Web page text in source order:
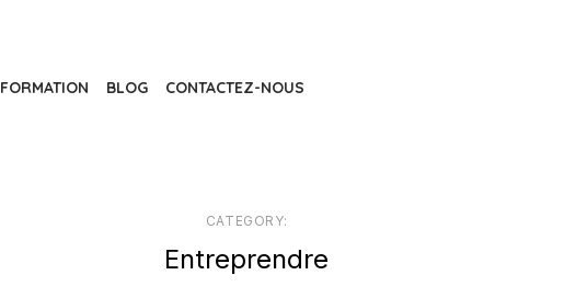
FORMATION BLOG CONTACTEZ-NOUS
CATEGORY:
Entreprendre